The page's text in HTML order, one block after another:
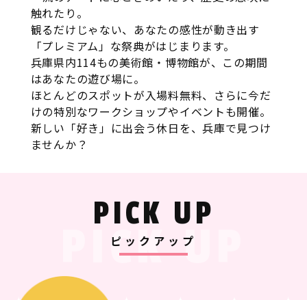
触れたり。
観るだけじゃない、あなたの感性が動き出す
「プレミアム」な祭典がはじまります。
兵庫県内114もの美術館・博物館が、この期間
はあなたの遊び場に。
ほとんどのスポットが入場料無料、さらに今だ
けの特別なワークショップやイベントも開催。
新しい「好き」に出会う休日を、兵庫で見つけ
ませんか？
PICK UP
ピックアップ
PICK UP